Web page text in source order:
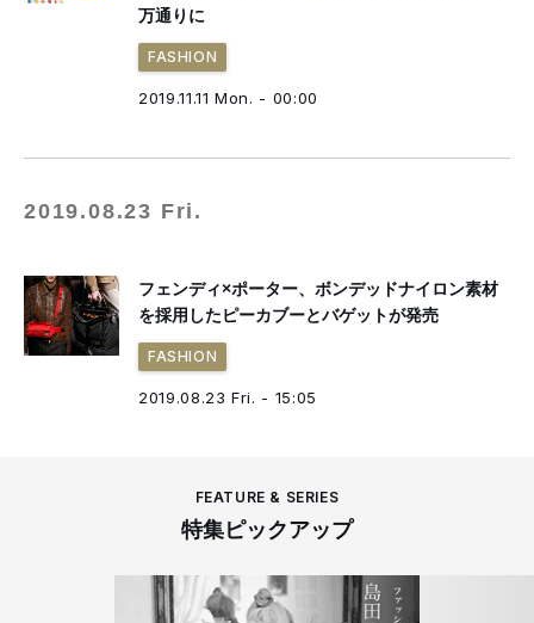
万通りに
FASHION
2019.11.11 Mon. - 00:00
2019.08.23 Fri.
フェンディ×ポーター、ボンデッドナイロン素材
を採用したピーカブーとバゲットが発売
FASHION
2019.08.23 Fri. - 15:05
FEATURE & SERIES
特集ピックアップ